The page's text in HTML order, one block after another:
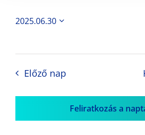
2025.06.30
Előző nap
Feliratkozás a